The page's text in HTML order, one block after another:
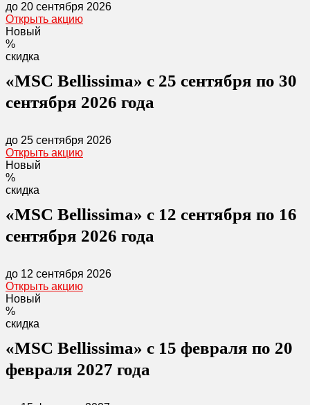
до 20 сентября 2026
Открыть акцию
Новый
%
скидка
«MSC Bellissima» с 25 сентября по 30
сентября 2026 года
до 25 сентября 2026
Открыть акцию
Новый
%
скидка
«MSC Bellissima» с 12 сентября по 16
сентября 2026 года
до 12 сентября 2026
Открыть акцию
Новый
%
скидка
«MSC Bellissima» с 15 февраля по 20
февраля 2027 года